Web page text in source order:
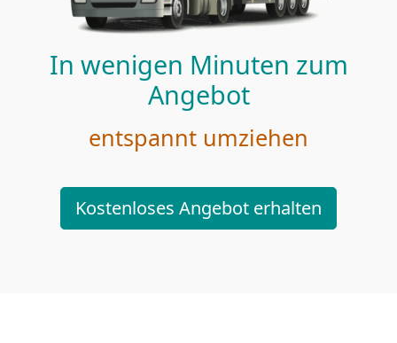
In wenigen Minuten zum
Angebot
entspannt umziehen
Kostenloses Angebot erhalten